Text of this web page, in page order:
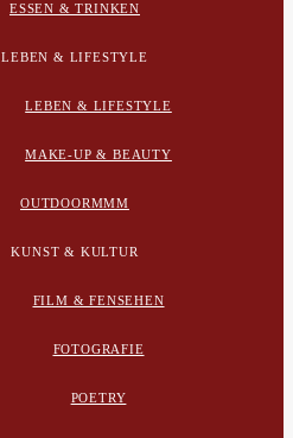
ESSEN & TRINKEN
LEBEN & LIFESTYLE
LEBEN & LIFESTYLE
MAKE-UP & BEAUTY
OUTDOORMMM
KUNST & KULTUR
FILM & FENSEHEN
FOTOGRAFIE
POETRY